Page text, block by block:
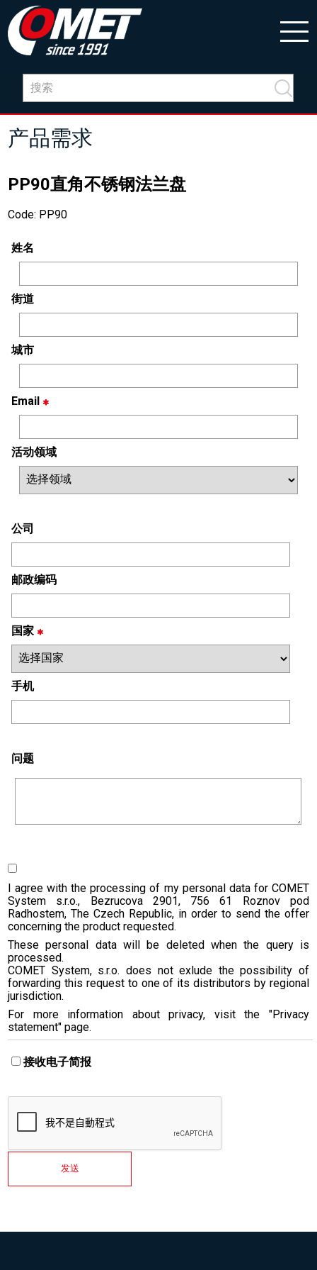
产品需求
PP90直角不锈钢法兰盘
Code: PP90
姓名
街道
城市
Email
活动领域
公司
邮政编码
国家
手机
问题
I agree with the processing of my personal data for COMET
System s.r.o., Bezrucova 2901, 756 61 Roznov pod
Radhostem, The Czech Republic, in order to send the offer
concerning the product requested.
These personal data will be deleted when the query is
processed.
COMET System, s.r.o. does not exlude the possibility of
forwarding this request to one of its distributors by regional
jurisdiction.
For more information about privacy, visit the "Privacy
statement" page.
接收电子简报
发送